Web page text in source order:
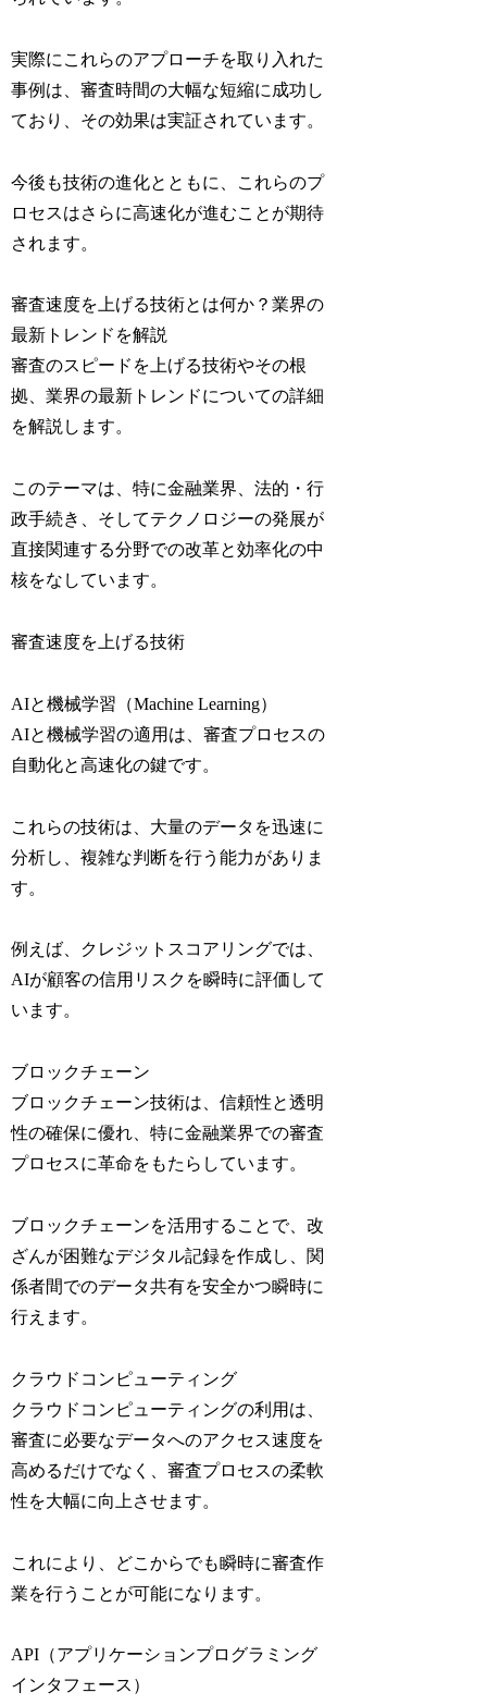
実際にこれらのアプローチを取り入れた
事例は、審査時間の大幅な短縮に成功し
ており、その効果は実証されています。
今後も技術の進化とともに、これらのプ
ロセスはさらに高速化が進むことが期待
されます。
審査速度を上げる技術とは何か？業界の
最新トレンドを解説
審査のスピードを上げる技術やその根
拠、業界の最新トレンドについての詳細
を解説します。
このテーマは、特に金融業界、法的・行
政手続き、そしてテクノロジーの発展が
直接関連する分野での改革と効率化の中
核をなしています。
審査速度を上げる技術
AIと機械学習（Machine Learning）
AIと機械学習の適用は、審査プロセスの
自動化と高速化の鍵です。
これらの技術は、大量のデータを迅速に
分析し、複雑な判断を行う能力がありま
す。
例えば、クレジットスコアリングでは、
AIが顧客の信用リスクを瞬時に評価して
います。
ブロックチェーン
ブロックチェーン技術は、信頼性と透明
性の確保に優れ、特に金融業界での審査
プロセスに革命をもたらしています。
ブロックチェーンを活用することで、改
ざんが困難なデジタル記録を作成し、関
係者間でのデータ共有を安全かつ瞬時に
行えます。
クラウドコンピューティング
クラウドコンピューティングの利用は、
審査に必要なデータへのアクセス速度を
高めるだけでなく、審査プロセスの柔軟
性を大幅に向上させます。
これにより、どこからでも瞬時に審査作
業を行うことが可能になります。
API（アプリケーションプログラミング
インタフェース）